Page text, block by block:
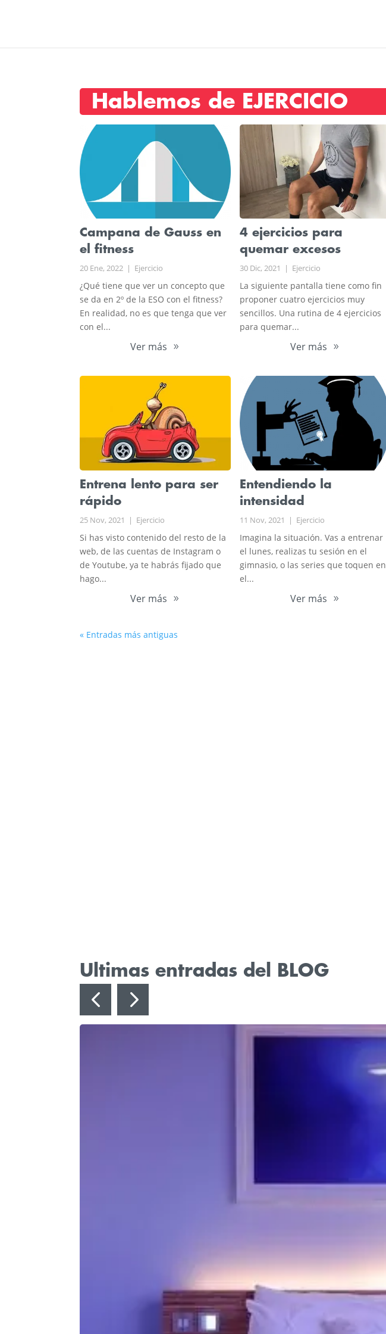
Hablemos de EJERCICIO
Campana de Gauss en
el fitness
20 Ene, 2022 | Ejercicio
¿Qué tiene que ver un concepto que
se da en 2º de la ESO con el fitness?
En realidad, no es que tenga que ver
con el...
Ver más
4 ejercicios para
quemar excesos
30 Dic, 2021 | Ejercicio
La siguiente pantalla tiene como fin
proponer cuatro ejercicios muy
sencillos. Una rutina de 4 ejercicios
para quemar...
Ver más
Entrena lento para ser
rápido
25 Nov, 2021 | Ejercicio
Si has visto contenido del resto de la
web, de las cuentas de Instagram o
de Youtube, ya te habrás fijado que
hago...
Ver más
Entendiendo la
intensidad
11 Nov, 2021 | Ejercicio
Imagina la situación. Vas a entrenar
el lunes, realizas tu sesión en el
gimnasio, o las series que toquen en
el...
Ver más
« Entradas más antiguas
Ultimas entradas del BLOG